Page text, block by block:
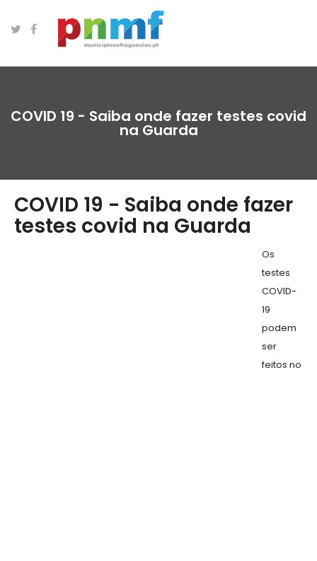
COVID 19 - Saiba onde fazer testes covid
na Guarda
COVID 19 - Saiba onde fazer
testes covid na Guarda
Os
testes
COVID-
19
podem
ser
feitos no